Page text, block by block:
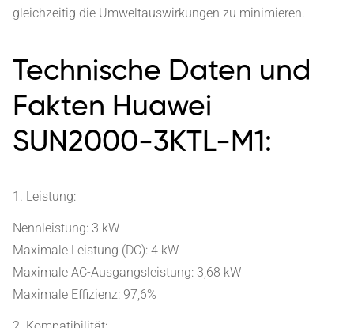
gleichzeitig die Umweltauswirkungen zu minimieren.
Technische Daten und
Fakten Huawei
SUN2000-3KTL-M1:
1. Leistung:
Nennleistung: 3 kW
Maximale Leistung (DC): 4 kW
Maximale AC-Ausgangsleistung: 3,68 kW
Maximale Effizienz: 97,6%